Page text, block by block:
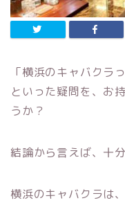
「横浜のキャバクラ
といった疑問を、お
うか？
結論から言えば、十
横浜のキャバクラは